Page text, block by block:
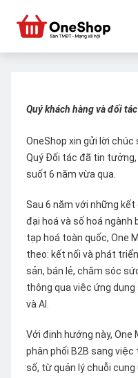
Quý khách hàng và đối
OneShop xin gửi lời
Quý Đối tác đã tin
suốt 6 năm vừa qua.
Sau 6 năm với những
đại hoá và số hoá
tạp hoá toàn quốc, One
theo: kết nối và phát
sản, bán lẻ, chăm sóc
thông qua việc ứng
và AI.
Với định hướng này,
phân phối B2B sang
số, từ quản lý chuỗi